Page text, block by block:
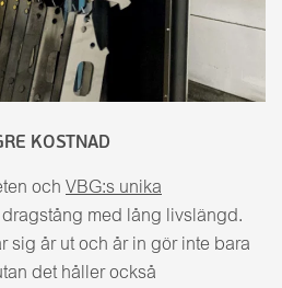
KOSTNAD
och VBG:s unika
med lång livslängd.
sig år ut och år in gör inte bara
det håller också